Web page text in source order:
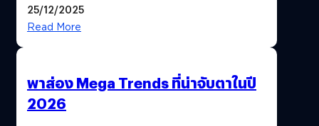
25/12/2025
Read More
พาส่อง Mega Trends ที่น่าจับตาในปี
2026